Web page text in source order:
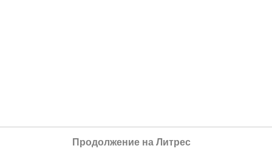
Продолжение на Литрес